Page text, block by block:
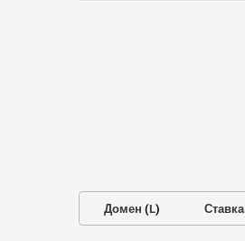
Домен (L) Ставка